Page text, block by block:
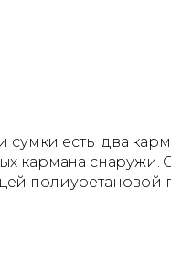
сумки есть два
снаружи.
полиуретановой